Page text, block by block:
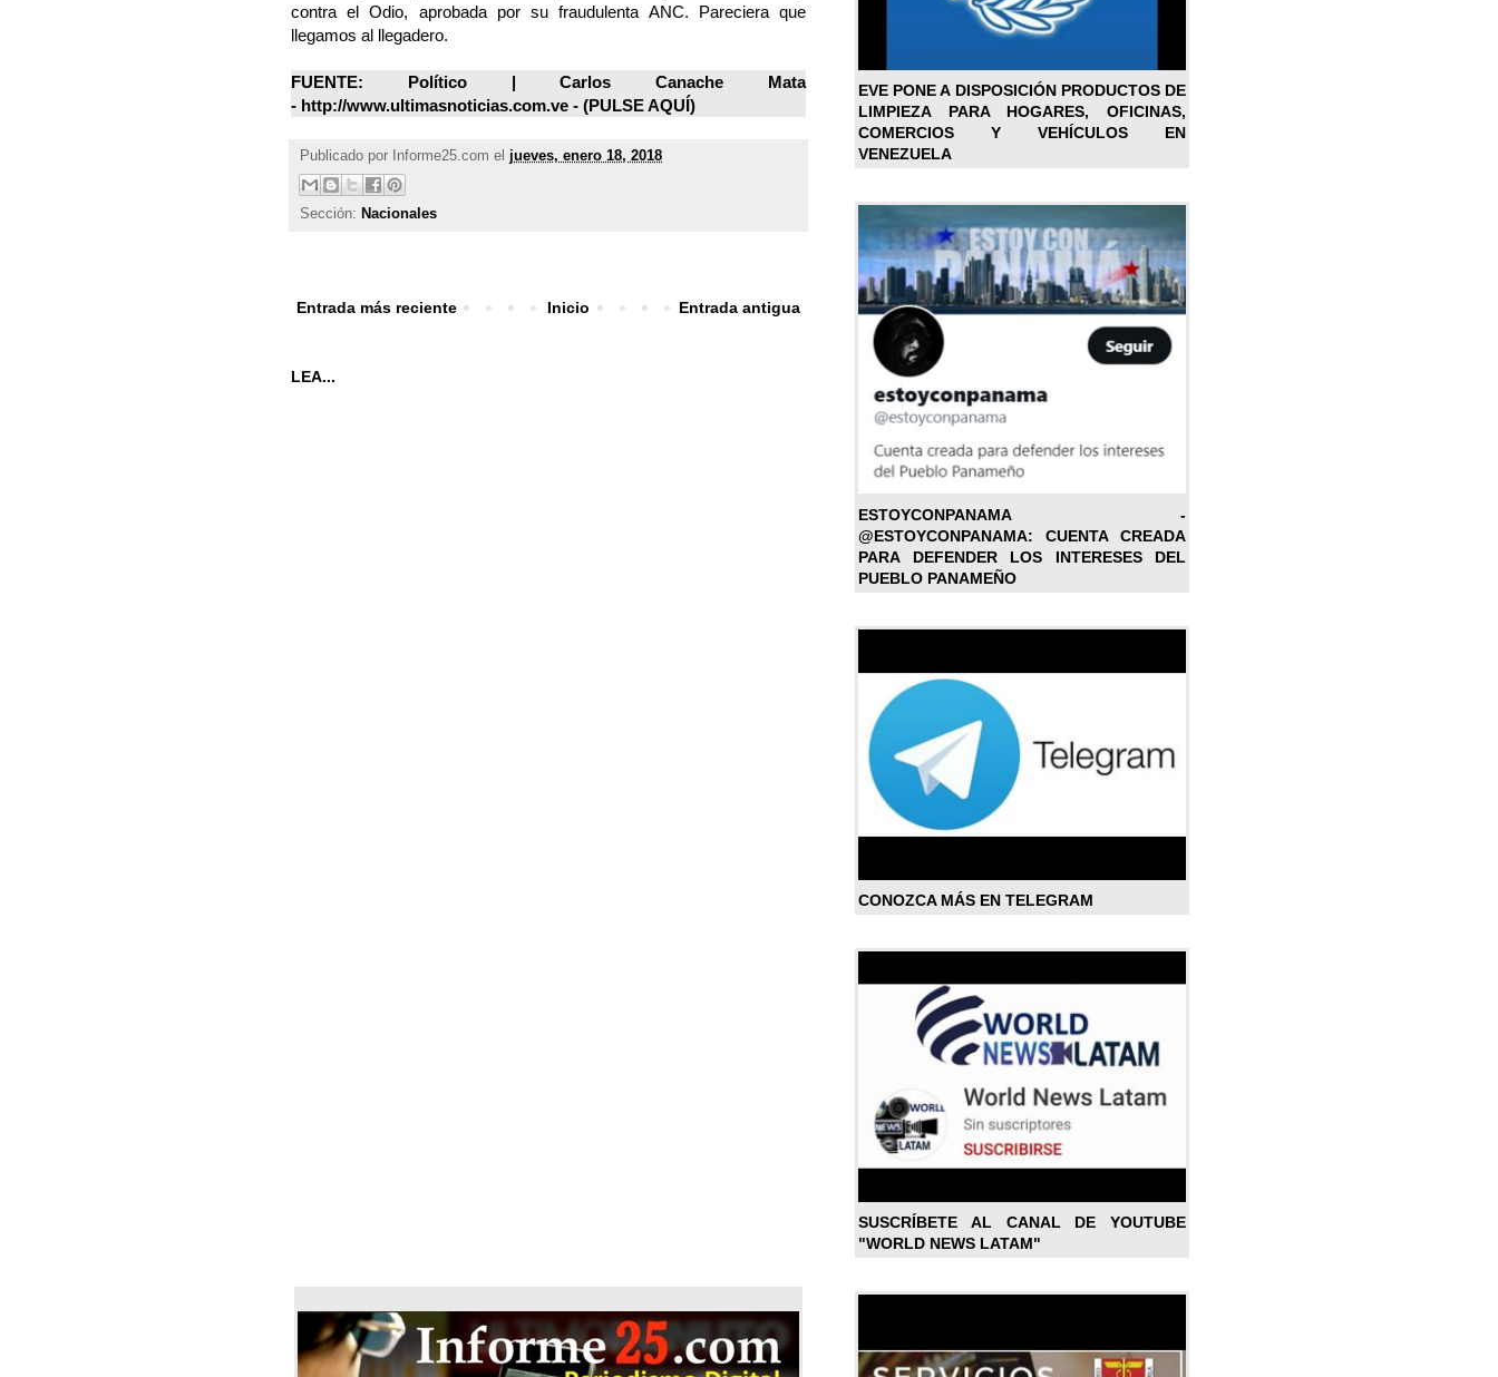
contra el Odio, aprobada por su fraudulenta ANC. Pareciera que
llegamos al llegadero.
FUENTE: Político | Carlos Canache Mata
- http://www.ultimasnoticias.com.ve - (PULSE AQUÍ)
Publicado por Informe25.com el jueves, enero 18, 2018
Sección: Nacionales
Entrada más reciente Entrada antigua
Inicio
LEA...
EVE PONE A DISPOSICIÓN PRODUCTOS DE
LIMPIEZA PARA HOGARES, OFICINAS,
COMERCIOS Y VEHÍCULOS EN
VENEZUELA
ESTOYCONPANAMA -
@ESTOYCONPANAMA: CUENTA CREADA
PARA DEFENDER LOS INTERESES DEL
PUEBLO PANAMEÑO
CONOZCA MÁS EN TELEGRAM
SUSCRÍBETE AL CANAL DE YOUTUBE
"WORLD NEWS LATAM"